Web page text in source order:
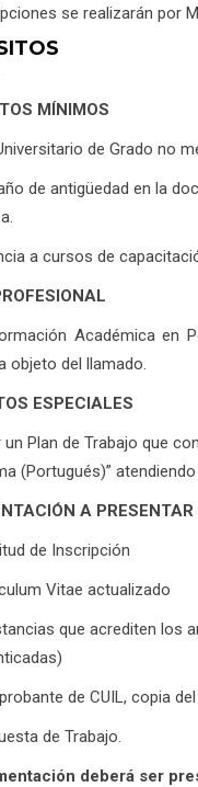
se realizarán por
MÍNIMOS
de Grado no
de antigüedad en la
a cursos de
Académica en
objeto del llamado.
ESPECIALES
un Plan de Trabajo que
(Portugués)”
A PRESENTAR
de Inscripción
Vitae actualizado
que acrediten los
de CUIL, copia del
de Trabajo.
deberá ser